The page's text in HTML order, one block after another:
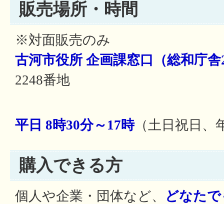
販売場所・時間
※対面販売のみ
古河市役所 企画課窓口（総和庁舎
2248番地
平日 8時30分～17時（土日祝日、
購入できる方
個人や企業・団体など、 どなた